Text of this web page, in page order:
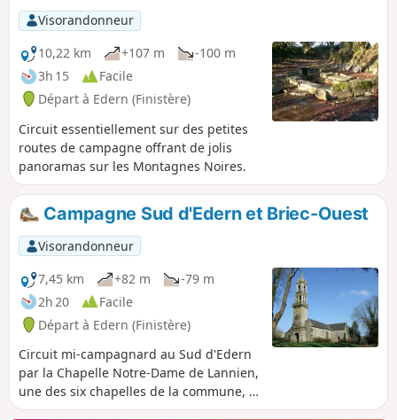
Visorandonneur
10,22 km
+107 m
-100 m
3h 15
Facile
Départ à Edern (Finistère)
Circuit essentiellement sur des petites
routes de campagne offrant de jolis
panoramas sur les Montagnes Noires.
Campagne Sud d'Edern et Briec-Ouest
Visorandonneur
7,45 km
+82 m
-79 m
2h 20
Facile
Départ à Edern (Finistère)
Circuit mi-campagnard au Sud d'Edern
par la Chapelle Notre-Dame de Lannien,
une des six chapelles de la commune, la
seule au Sud, puis près du Château de